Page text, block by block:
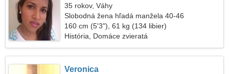
35 rokov, Váhy
Slobodná žena hľadá manžela 40-46
160 cm (5'3"), 61 kg (134 libier)
História, Domáce zvieratá
Veronica